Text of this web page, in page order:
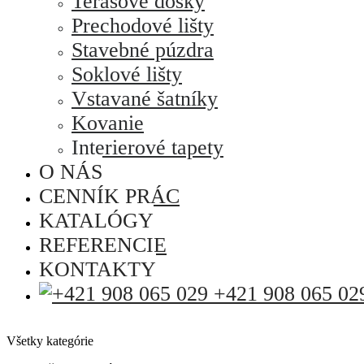
Prechodové lišty
Stavebné púzdra
Soklové lišty
Vstavané šatníky
Kovanie
Interierové tapety
O NÁS
CENNÍK PRÁC
KATALÓGY
REFERENCIE
KONTAKTY
+421 908 065
Všetky kategórie